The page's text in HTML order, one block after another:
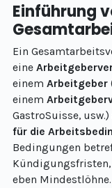
Einführung
Ein
eine
einem Arbeitgeber
einem
GastroSuisse,
für die
Bedingungen
eben